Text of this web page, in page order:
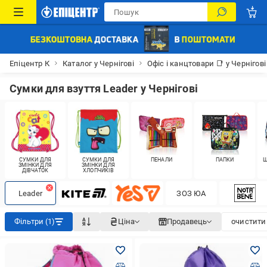
Епіцентр К Каталог у Чернігові Офіс і канцтовари 📑 у Чернігові
Сумки для взуття Leader у Чернігові
СУМКИ ДЛЯ
ЗМІНКИ ДЛЯ
ДІВЧАТОК
СУМКИ ДЛЯ
ЗМІНКИ ДЛЯ
ХЛОПЧИКІВ
ПЕНАЛИ ПАПКИ
Leader ЗОЗ ЮА
Фільтри (1) Ціна Продавець очистити